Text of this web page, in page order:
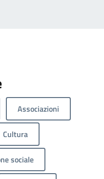
Associazioni
Cultura
sociale